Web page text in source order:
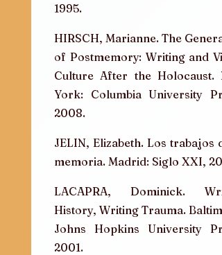
1995.
HIRSCH, Marianne. The
of Postmemory: Writing and
Culture After the Holocaust.
York: Columbia University
2008.
JELIN, Elizabeth. Los trabajos
memoria. Madrid: Siglo XXI,
LACAPRA, Dominick.
History, Writing Trauma.
Johns Hopkins University
2001.